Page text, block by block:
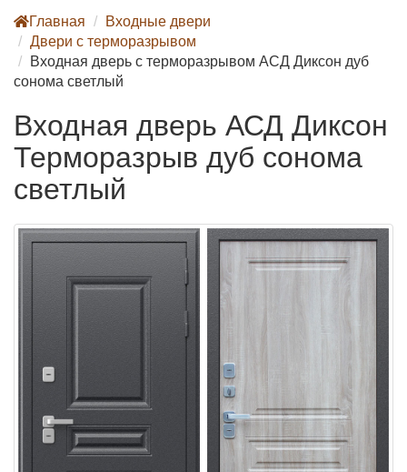
Главная
Входные двери
Двери с терморазрывом
Входная дверь с терморазрывом АСД Диксон дуб
сонома светлый
Входная дверь АСД Диксон
Терморазрыв дуб сонома
светлый